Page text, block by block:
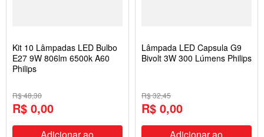
Kit 10 Lâmpadas LED Bulbo
E27 9W 806lm 6500k A60
Philips
R$ 48,30
R$ 0,00
Adicionar ao
Lâmpada LED Capsula G9
Bivolt 3W 300 Lúmens Philips
R$ 32,45
R$ 0,00
Adicionar ao